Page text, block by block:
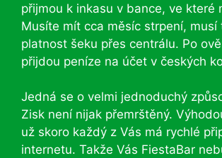
přijmou k inkasu v bance, ve které
Musíte mít cca měsíc strpení, musí
platnost šeku přes centrálu. Po
přijdou peníze na účet v českých
Jedná se o velmi jednoduchý
Zisk není nijak přemrštěný.
už skoro každý z Vás má rychlé
internetu. Takže Vás FiestaBar